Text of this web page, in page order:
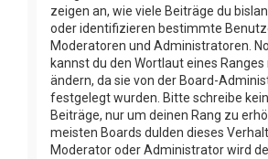
zeigen an, wie viele Beiträge du
oder identifizieren bestimmte
Moderatoren und Administratoren.
kannst du den Wortlaut eines
ändern, da sie von der Board-
festgelegt wurden. Bitte schreibe
Beiträge, nur um deinen Rang zu
meisten Boards dulden dieses
Moderator oder Administrator wird